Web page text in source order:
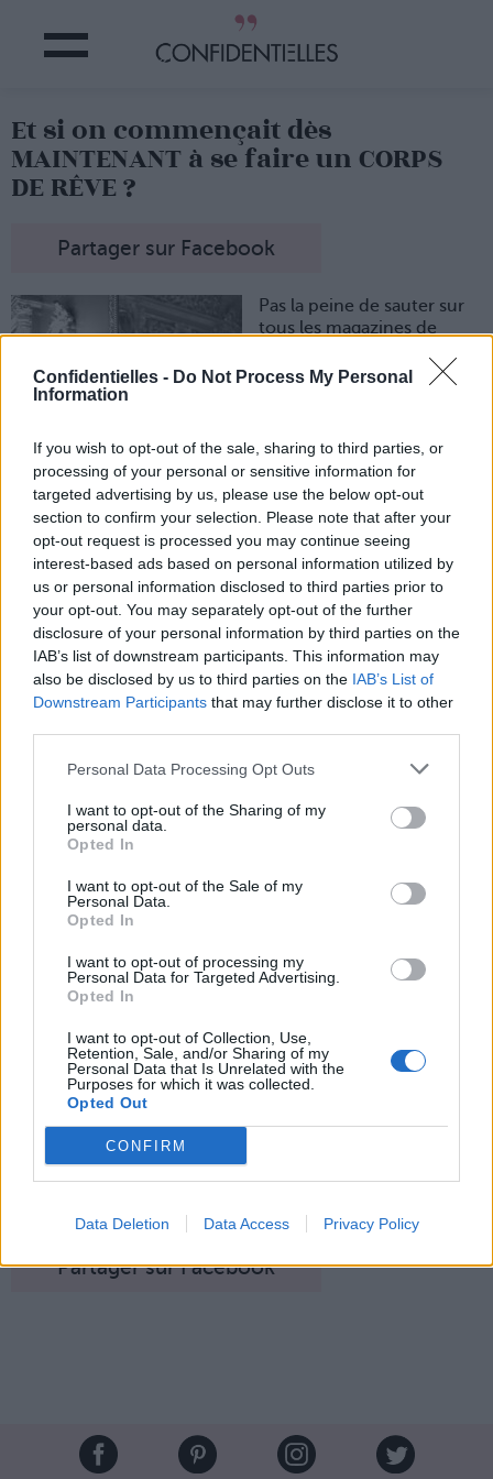
Confidentielles - Do Not Process My Personal
Information
If you wish to opt-out of the sale, sharing to third parties, or
processing of your personal or sensitive information for
targeted advertising by us, please use the below opt-out
section to confirm your selection. Please note that after your
opt-out request is processed you may continue seeing
interest-based ads based on personal information utilized by
us or personal information disclosed to third parties prior to
your opt-out. You may separately opt-out of the further
disclosure of your personal information by third parties on the
IAB’s list of downstream participants. This information may
also be disclosed by us to third parties on the IAB’s List of
Downstream Participants that may further disclose it to other
Personal Data Processing Opt Outs
I want to opt-out of the Sharing of my
personal data.
Opted In
I want to opt-out of the Sale of my
Personal Data.
Opted In
I want to opt-out of processing my
Personal Data for Targeted Advertising.
Opted In
I want to opt-out of Collection, Use,
Retention, Sale, and/or Sharing of my
Personal Data that Is Unrelated with the
Purposes for which it was collected.
Opted Out
CONFIRM
Data Deletion Data Access Privacy Policy
Et si on commençait dès
MAINTENANT à se faire un CORPS
DE RÊVE ?
Partager sur Facebook
Pas la peine de sauter sur
tous les magazines de
assaillir de conseils pour
pas pour avoir le corps qui
nous fait plaisir...
Alors, autant prendre les
bonnes habitudes dès
maintenant pour être la
plus belle au printemps !
Lancer
le
diaporama
1. L’alimentation coup de
Envie d’un ventre plus
aliments ! Pommes,
concombres, avocats,
canneberge, eau de coco,
quotidiennement pour un
ventre plus plat.
un mélange de pollen
d’aubépine, de ciste, de
châtaignier, de ronce et
ballonnements et
Crédit Photo : Pinterest
Partager sur Facebook